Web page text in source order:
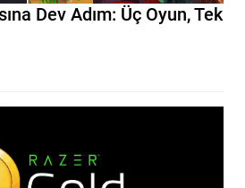
Dev Adım: Üç Oyun, Tek